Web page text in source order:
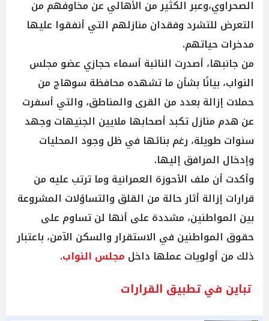
الصحراوي،وعبر الكثير من الأهالي عن مخاوفهم من
التعرض للتشرد وفقدان منازلهم التي أنفقوا عليها
مدخرات حياتهم.
من جانبها، أصدرت النائبة أسماء حجازي عضو مجلس
النواب، بيانًا بشأن ما تشهده محافظة سوهاج من
حملات إزالة بعدد من القرى والمناطق، والتي أسفرت
عن هدم منازل تكبد أصحابها ملايين الجنيهات وجهد
سنوات طويلة، رغم بنائها في ظل وجود المحليات
وإدخال المرافق إليها.
وأكدت أن ملف الأحوزة العمرانية وما ترتب عليه من
قرارات إزالة أثار حالة من القلق والتساؤلات المشروعة
بين المواطنين، مشددة على أنها لن تساوم على
حقوق المواطنين في الاستقرار والسكن الآمن، باعتبار
ذلك من أولويات عملها داخل مجلس النواب.
تباين في تطبيق القرارات